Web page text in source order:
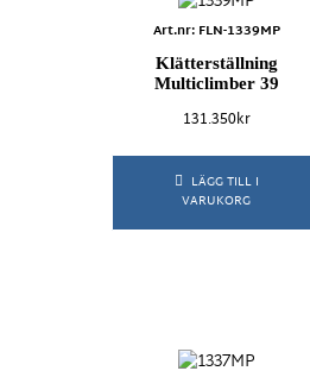
Art.nr: FLN-1339MP
Klätterställning
Multiclimber 39
131.350kr
LÄGG TILL I
VARUKORG